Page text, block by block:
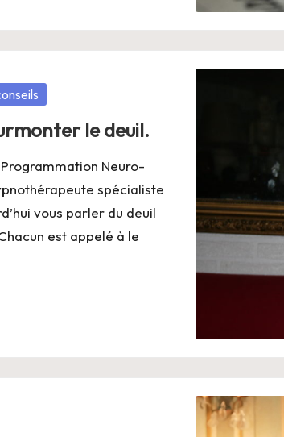
le deuil.
Neuro-
spécialiste
vous parler du deuil
est appelé à le